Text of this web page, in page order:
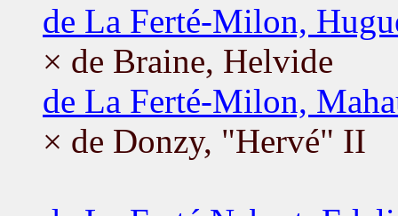
de La Ferté-Milon,
× de Braine, Helvide
de La Ferté-Milon,
× de Donzy, "Hervé" II